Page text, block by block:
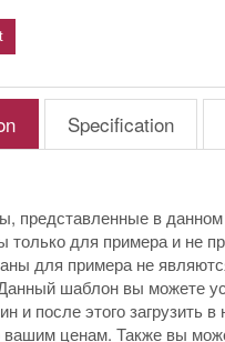
Specification
представленные в
только для примера и не
для примера не
шаблон вы можете
и после этого загрузить в
вашим ценам. Также вы